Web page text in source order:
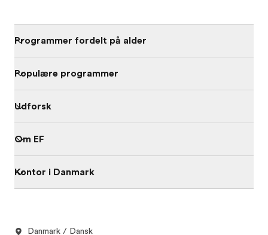
Programmer fordelt på alder
Populære programmer
Udforsk
Om EF
Kontor i Danmark
Danmark / Dansk